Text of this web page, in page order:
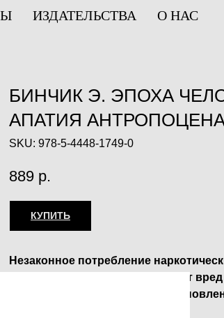
ИЗДАТЕЛЬСТВА О НАС
БИНЧИК Э. ЭПОХА
АПАТИЯ
SKU: 978-5-4448-1749-0
889 р.
КУПИТЬ
Незаконное потребление
веществ, их аналогов причиняет
оборот запрещён и влечет